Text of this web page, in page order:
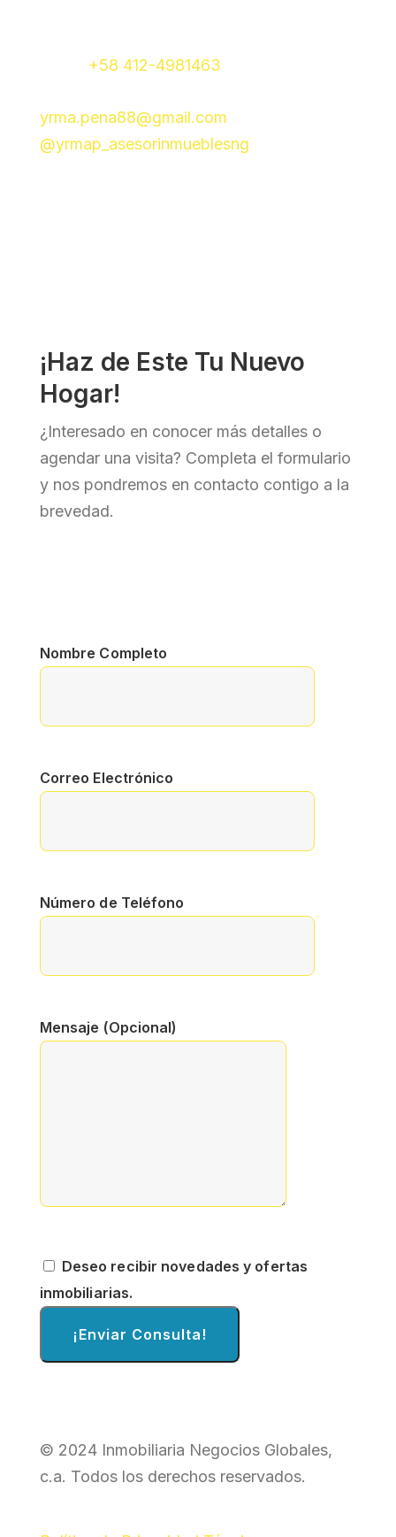
+58 412-4981463
yrma.pena88@gmail.com
@yrmap_asesorinmueblesng
¡Haz de Este Tu Nuevo
Hogar!
¿Interesado en conocer más detalles o
agendar una visita? Completa el formulario
y nos pondremos en contacto contigo a la
brevedad.
Nombre Completo
Correo Electrónico
Número de Teléfono
Mensaje (Opcional)
Deseo recibir novedades y ofertas
inmobiliarias.
¡Enviar Consulta!
© 2024 Inmobiliaria Negocios Globales,
c.a. Todos los derechos reservados.